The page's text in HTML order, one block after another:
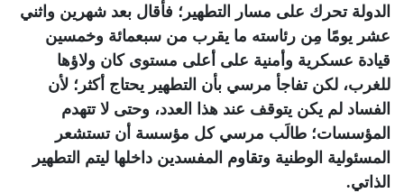
الدولة تحرك على مسار التطهير؛ فأقال بعد شهرين واثني
عشر يومًا مِن رئاسته ما يقرب من سبعمائة وخمسين
قيادة عسكرية وأمنية على أعلى مستوى كان ولاؤها
للغرب، لكن تفاجأ مرسي بأن التطهير يحتاج أكثر؛ لأن
الفساد لم يكن يتوقف عند هذا العدد، وحتى لا تتهدم
المؤسسات؛ طالَب مرسي كل مؤسسة أن تستشعر
المسئولية الوطنية وتقاوم المفسدين داخلها ليتم التطهير
الذاتي.